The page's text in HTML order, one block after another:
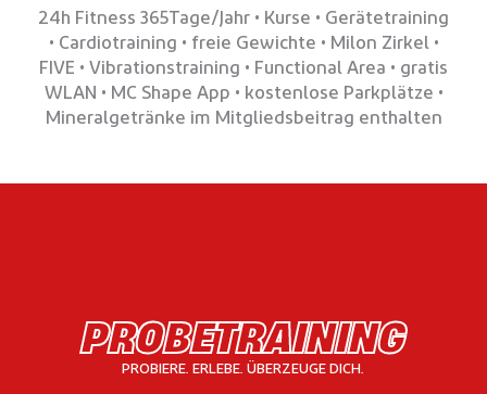
24h Fitness 365Tage/Jahr • Kurse • Gerätetraining
• Cardiotraining • freie Gewichte • Milon Zirkel •
FIVE • Vibrationstraining • Functional Area • gratis
WLAN • MC Shape App • kostenlose Parkplätze •
Mineralgetränke im Mitgliedsbeitrag enthalten
PROBETRAINING
PROBIERE. ERLEBE. ÜBERZEUGE DICH.